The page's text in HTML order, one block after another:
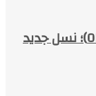
معرفی کرکره فولادی اوکر (OKER)؛ نسل جدید